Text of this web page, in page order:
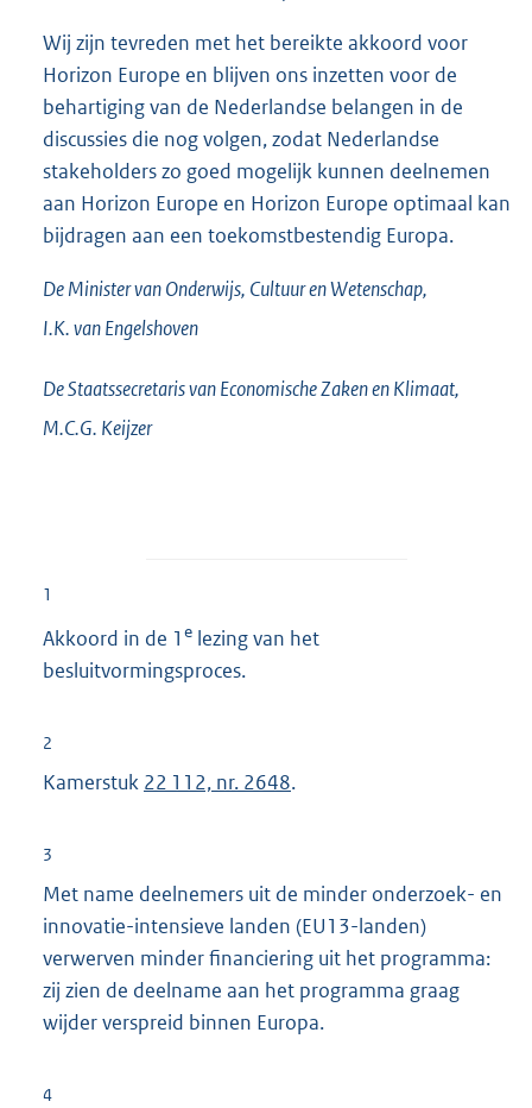
Wij zijn tevreden met het bereikte akkoord voor
Horizon Europe en blijven ons inzetten voor de
behartiging van de Nederlandse belangen in de
discussies die nog volgen, zodat Nederlandse
stakeholders zo goed mogelijk kunnen deelnemen
aan Horizon Europe en Horizon Europe optimaal kan
bijdragen aan een toekomstbestendig Europa.
De Minister van Onderwijs, Cultuur en Wetenschap,
I.K. vanEngelshoven
De Staatssecretaris van Economische Zaken en Klimaat,
M.C.G. Keijzer
1
Akkoord in de 1 e lezing van het
besluitvormingsproces.
2
Kamerstuk 22 112, nr. 2648.
3
Met name deelnemers uit de minder onderzoek- en
innovatie-intensieve landen (EU13-landen)
verwerven minder financiering uit het programma:
zij zien de deelname aan het programma graag
wijder verspreid binnen Europa.
4